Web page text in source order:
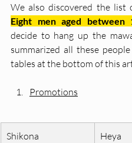
Eight men aged between
decide to hang up the
summarized all these
tables at the bottom of this
Promotions
Shikona Heya